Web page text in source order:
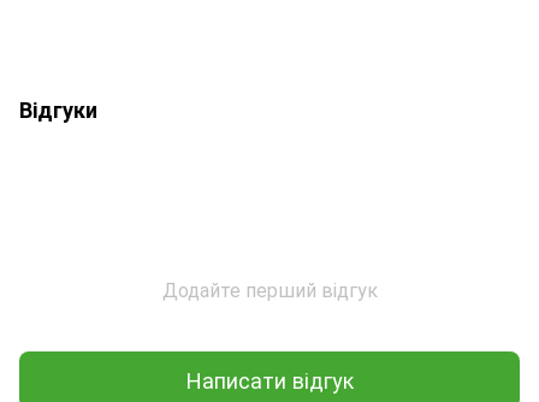
Відгуки
Додайте перший відгук
Написати відгук